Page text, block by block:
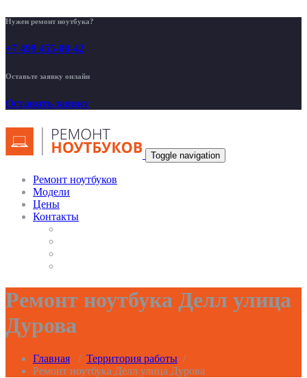
Нужен ремонт ноутбука?
+7 499 455-00-42
Оставьте заявку онлайн
Оставить заявку
Toggle navigation
Ремонт ноутбуков
Модели
Цены
Контакты
Ремонт ноутбука Делл улица
Дурова
Главная / Территория работы /
Ремонт ноутбука Делл улица Дурова